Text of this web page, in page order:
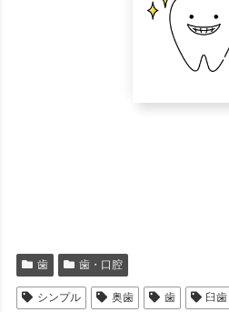
歯 歯・口腔
シンプル 奥歯 歯 臼歯